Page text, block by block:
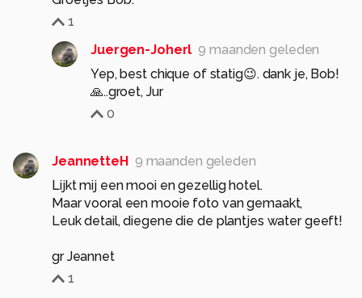
1
Juergen-Joherl 9 maanden geleden
Yep, best chique of statig😉. dank je, Bob!
🙏..groet, Jur
0
JeannetteH 9 maanden geleden
Lijkt mij een mooi en gezellig hotel.
Maar vooral een mooie foto van gemaakt,
Leuk detail, diegene die de plantjes water geeft!
gr Jeannet
1